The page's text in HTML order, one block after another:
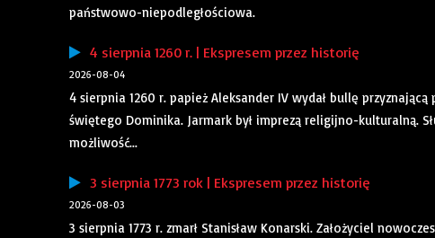
państwowo-niepodległościowa.
4 sierpnia 1260 r. | Ekspresem przez historię
2026-08-04
4 sierpnia 1260 r. papież Aleksander IV wydał bullę
świętego Dominika. Jarmark był imprezą religijno-kulturalną.
możliwość...
3 sierpnia 1773 rok | Ekspresem przez historię
2026-08-03
3 sierpnia 1773 r. zmarł Stanisław Konarski. Założyciel